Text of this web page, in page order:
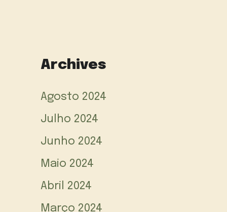
Archives
Agosto 2024
Julho 2024
Junho 2024
Maio 2024
Abril 2024
Março 2024